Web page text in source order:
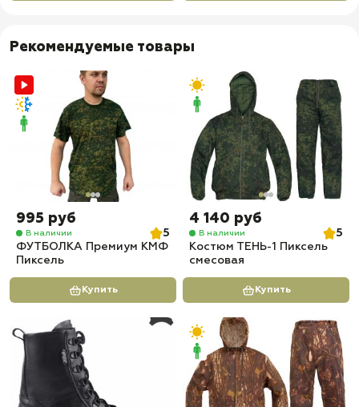
Рекомендуемые товары
995 руб
В наличии
5
ФУТБОЛКА Премиум КМФ
Пиксель
Купить
4 140 руб
В наличии
5
Костюм ТЕНЬ-1 Пиксель
смесовая
Купить